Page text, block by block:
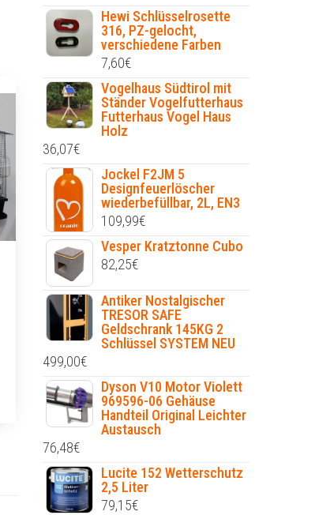
Hewi Schlüsselrosette
316, PZ-gelocht,
verschiedene Farben
7,60€
Vogelhaus Südtirol mit
Ständer Vogelfutterhaus
Futterhaus Vogel Haus
Holz
36,07€
Jockel F2JM 5
Designfeuerlöscher
wiederbefüllbar, 2L, EN3
109,99€
Vesper Kratztonne Cubo
82,25€
Antiker Nostalgischer
TRESOR SAFE
Geldschrank 145KG 2
Schlüssel SYSTEM NEU
499,00€
Dyson V10 Motor Violett
969596-06 Gehäuse
Handteil Original Leichter
Austausch
76,48€
Lucite 152 Wetterschutz
2,5 Liter
79,15€